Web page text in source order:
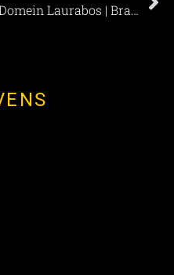
Domein Laurabos | Brasserie Laurius – Hotel Laurabos – Golfbaan Crossmoor